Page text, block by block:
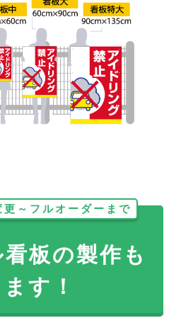
～フルオーダーまで
板の製作も
す！